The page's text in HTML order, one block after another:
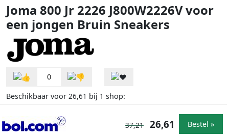
Joma 800 Jr 2226 J800W2226V voor
een jongen Bruin Sneakers
0
Beschikbaar voor 26,61 bij 1 shop:
37,21 26,61 Bestel »